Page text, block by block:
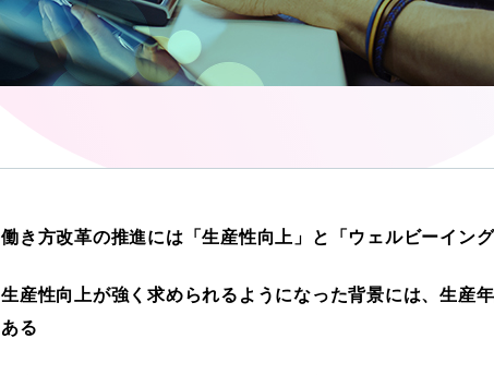
働き方改革の推進には「生産性向上」と「ウェルビーイン
生産性向上が強く求められるようになった背景には、生産
ある